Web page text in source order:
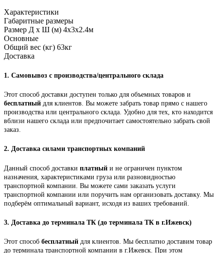
Характеристики
Габаритные размеры
Размер Д х Ш (м) 4x3x2.4м
Основные
Общий вес (кг) 63кг
Доставка
1. Самовывоз с производства/центрального склада
Этот способ доставки доступен только для объемных товаров и
бесплатный для клиентов. Вы можете забрать товар прямо с нашего
производства или центрального склада. Удобно для тех, кто находится
вблизи нашего склада или предпочитает самостоятельно забрать свой
заказ.
2. Доставка силами транспортных компаний
Данный способ доставки платный и не ограничен пунктом
назначения, характеристиками груза или разновидностью
транспортной компании. Вы можете сами заказать услуги
транспортной компании или поручить нам организовать доставку. Мы
подберём оптимальный вариант, исходя из ваших требований.
3. Доставка до терминала ТК (до терминала ТК в г.Ижевск)
Этот способ бесплатный для клиентов. Мы бесплатно доставим товар
до терминала транспортной компании в г.Ижевск. При этом